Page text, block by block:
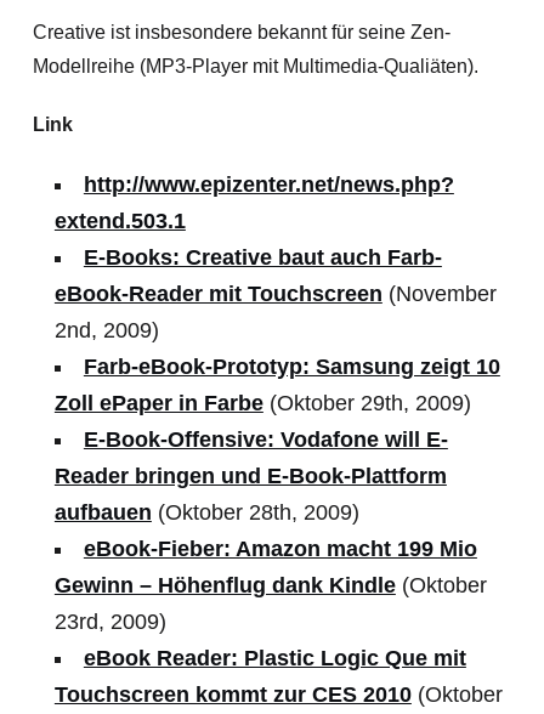
Creative ist insbesondere bekannt für seine Zen-
Modellreihe (MP3-Player mit Multimedia-Qualiäten).
Link
http://www.epizenter.net/news.php?
extend.503.1
E-Books: Creative baut auch Farb-
eBook-Reader mit Touchscreen (November
2nd, 2009)
Farb-eBook-Prototyp: Samsung zeigt 10
Zoll ePaper in Farbe(Oktober 29th, 2009)
E-Book-Offensive: Vodafone will E-
Reader bringen und E-Book-Plattform
aufbauen (Oktober 28th, 2009)
eBook-Fieber: Amazon macht 199 Mio
Gewinn – Höhenflug dank Kindle(Oktober
23rd, 2009)
eBook Reader: Plastic Logic Que mit
Touchscreen kommt zur CES 2010(Oktober